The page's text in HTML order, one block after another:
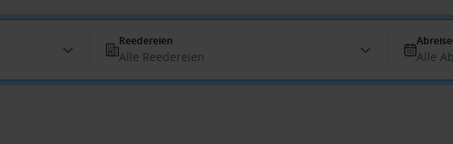
Reedereien
Alle Reedereien Alle